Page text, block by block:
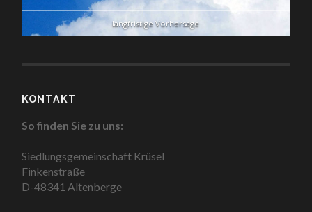
langfristige Vorhersage
KONTAKT
So finden Sie zu uns:
Siedlungsgemeinschaft Krüsel
Finkenstraße
D-48341 Altenberge